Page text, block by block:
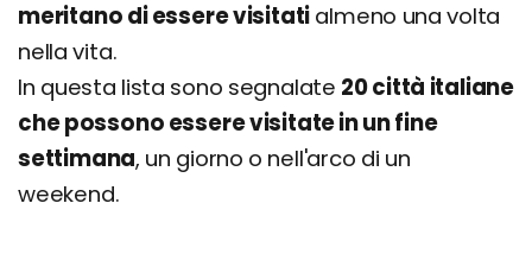
meritano di essere visitati almeno una volta
nella vita.
In questa lista sono segnalate 20 città italiane
che possono essere visitate in un fine
settimana, un giorno o nell'arco di un
weekend.